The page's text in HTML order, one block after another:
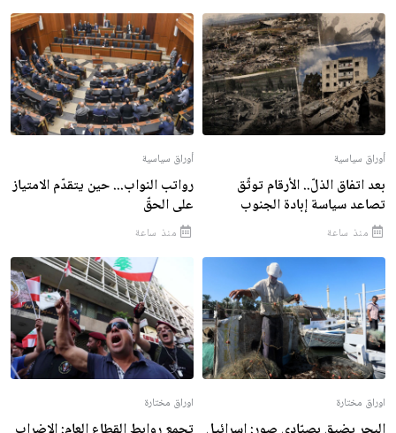
أوراق سياسية
بعد اتفاق الذلّ.. الأرقام توثّق
تصاعد سياسة إبادة الجنوب
منذ ساعة
أوراق سياسية
رواتب النواب... حين يتقدّم الامتياز
على الحقّ
منذ ساعة
اوراق مختارة اوراق مختارة